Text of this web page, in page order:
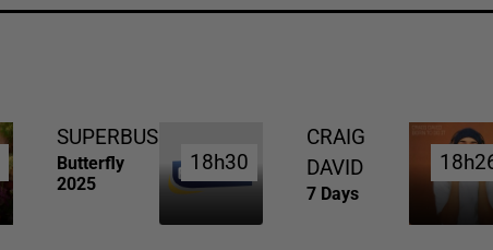
SUPERBUS
Butterfly
2025
18h30
18h30
CRAIG
DAVID
7 Days